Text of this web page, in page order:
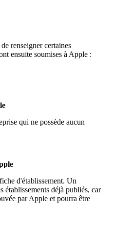
renseigner certaines
ensuite soumises à Apple :
qui ne possède aucun
d'établissement. Un
établissements déjà publiés, car
par Apple et pourra être